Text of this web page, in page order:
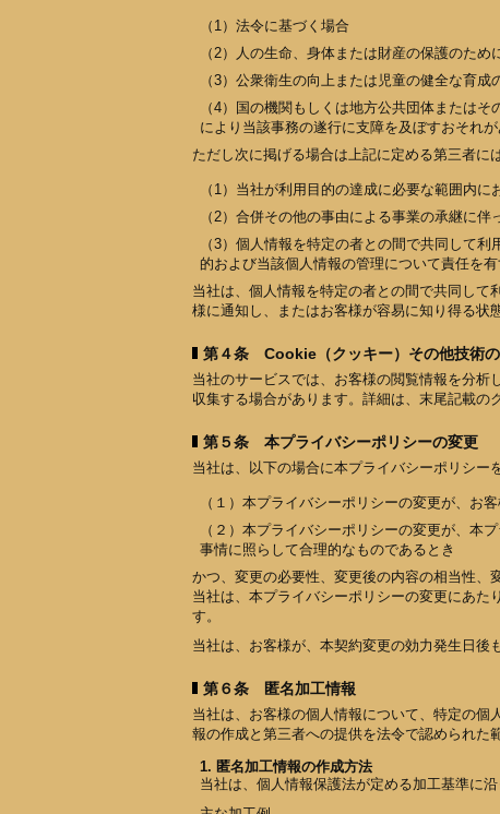
（1）法令に基づく場合
（2）人の生命、身体または財産の保護のた
（3）公衆衛生の向上または児童の健全な育
（4）国の機関もしくは地方公共団体または
により当該事務の遂行に支障を及ぼすおそれが
ただし次に掲げる場合は上記に定める第三者に
（1）当社が利用目的の達成に必要な範囲内
（2）合併その他の事由による事業の承継に
（3）個人情報を特定の者との間で共同して
的および当該個人情報の管理について責任を
当社は、個人情報を特定の者との間で共同し
様に通知し、またはお客様が容易に知り得る状
第４条 Cookie（クッキー）その他技術の
当社のサービスでは、お客様の閲覧情報を分
収集する場合があります。詳細は、末尾記載の
第５条 本プライバシーポリシーの変更
当社は、以下の場合に本プライバシーポリシー
（１）本プライバシーポリシーの変更が、お
（２）本プライバシーポリシーの変更が、本
事情に照らして合理的なものであるとき
かつ、変更の必要性、変更後の内容の相当性、
当社は、本プライバシーポリシーの変更にあた
す。
当社は、お客様が、本契約変更の効力発生日後
第６条 匿名加工情報
当社は、お客様の個人情報について、特定の
報の作成と第三者への提供を法令で認められた
1. 匿名加工情報の作成方法
当社は、個人情報保護法が定める加工基準に